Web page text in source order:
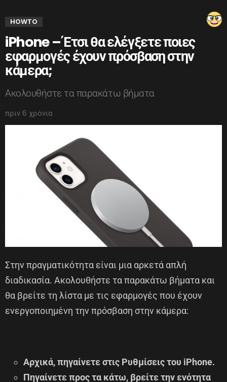
HOWTO
iPhone – Έτσι θα ελέγξετε ποιες
εφαρμογές έχουν πρόσβαση στην
κάμερα;
Ακολουθήστε τα παρακάτω βήματα
πριν 6 χρόνια
Στην πραγματικότητα είναι μια αρκετά απλή
διαδικασία. Ακολουθήστε τα παρακάτω βήματα και
θα βρείτε τη λίστα με τις εφαρμογές που έχουν
ενεργοποιημένη την πρόσβαση στην κάμερα:
Αρχικά, πηγαίνετε στις Ρυθμίσεις του iPhone.
Πηγαίνετε προς τα κάτω, βρείτε την ενότητα